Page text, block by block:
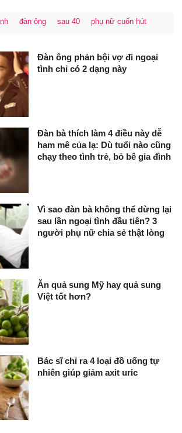
đàn ông sau 40 phụ nữ cuốn hút
Đàn ông phản bội vợ đi ngoại
tình chỉ có 2 dạng này
Đàn bà thích làm 4 điều này dễ
ham mê của lạ: Dù tuổi nào cũng
chạy theo tình trẻ, bỏ bê gia đình
Vì sao đàn bà không thể dừng lại
sau lần ngoại tình đầu tiên? 3
người phụ nữ chia sẻ thật lòng
Ăn quả sung Mỹ hay quả sung
Việt tốt hơn?
Bác sĩ chỉ ra 4 loại đồ uống tự
nhiên giúp giảm axit uric